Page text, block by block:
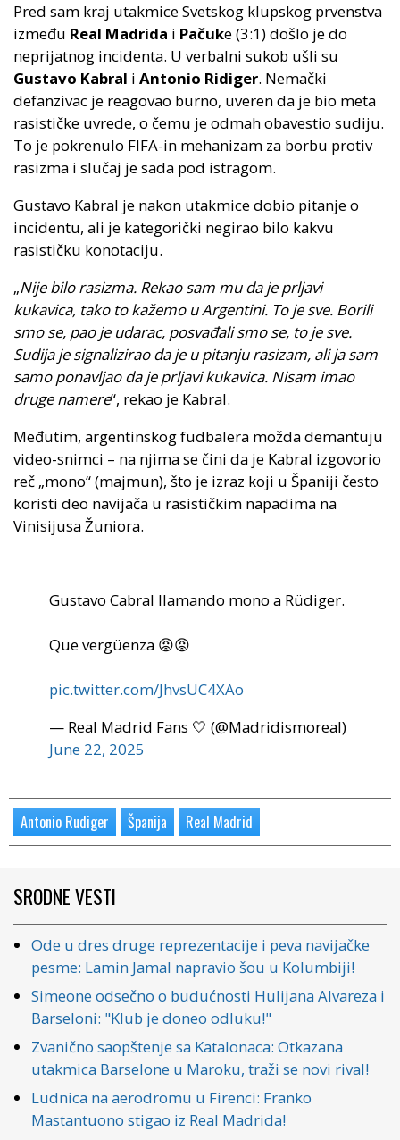
Pred sam kraj utakmice Svetskog klupskog prvenstva
između Real Madrida i Pačuke (3:1) došlo je do
neprijatnog incidenta. U verbalni sukob ušli su
Gustavo Kabral i Antonio Ridiger. Nemački
defanzivac je reagovao burno, uveren da je bio meta
rasističke uvrede, o čemu je odmah obavestio sudiju.
To je pokrenulo FIFA-in mehanizam za borbu protiv
rasizma i slučaj je sada pod istragom.
Gustavo Kabral je nakon utakmice dobio pitanje o
incidentu, ali je kategorički negirao bilo kakvu
rasističku konotaciju.
„Nije bilo rasizma. Rekao sam mu da je prljavi
kukavica, tako to kažemo u Argentini. To je sve. Borili
smo se, pao je udarac, posvađali smo se, to je sve.
Sudija je signalizirao da je u pitanju rasizam, ali ja sam
samo ponavljao da je prljavi kukavica. Nisam imao
druge namere“, rekao je Kabral.
Međutim, argentinskog fudbalera možda demantuju
video-snimci – na njima se čini da je Kabral izgovorio
reč „mono“ (majmun), što je izraz koji u Španiji često
koristi deo navijača u rasističkim napadima na
Vinisijusa Žuniora.
Gustavo Cabral llamando mono a Rüdiger.
Que vergüenza 😡😡
pic.twitter.com/JhvsUC4XAo
— Real Madrid Fans 🤍 (@MadridismoreaI)
June 22, 2025
Antonio Rudiger Španija Real Madrid
SRODNE VESTI
Ode u dres druge reprezentacije i peva navijačke
pesme: Lamin Jamal napravio šou u Kolumbiji!
Simeone odsečno o budućnosti Hulijana Alvareza i
Barseloni: "Klub je doneo odluku!"
Zvanično saopštenje sa Katalonaca: Otkazana
utakmica Barselone u Maroku, traži se novi rival!
Ludnica na aerodromu u Firenci: Franko
Mastantuono stigao iz Real Madrida!